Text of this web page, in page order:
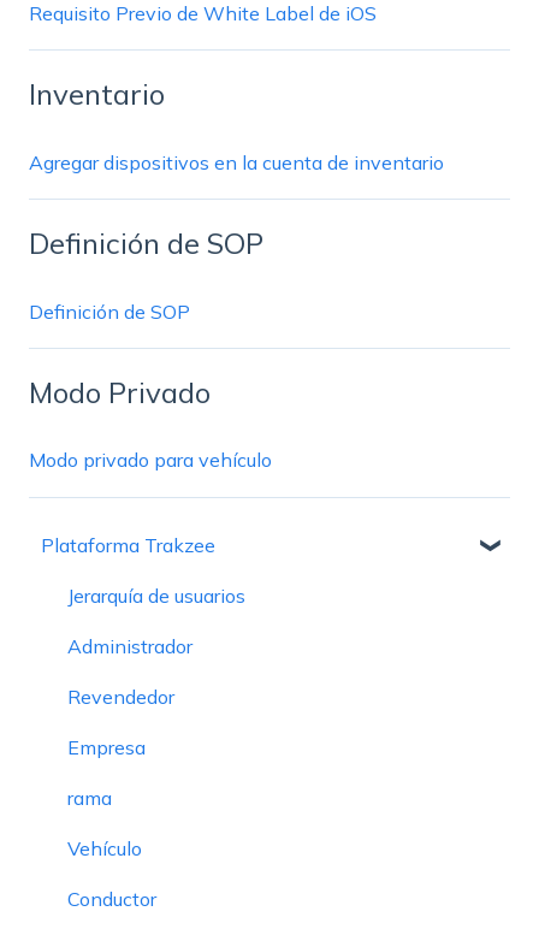
Requisito Previo de White Label de iOS
Inventario
Agregar dispositivos en la cuenta de inventario
Definición de SOP
Definición de SOP
Modo Privado
Modo privado para vehículo
Plataforma Trakzee
Jerarquía de usuarios
Administrador
Revendedor
Empresa
rama
Vehículo
Conductor